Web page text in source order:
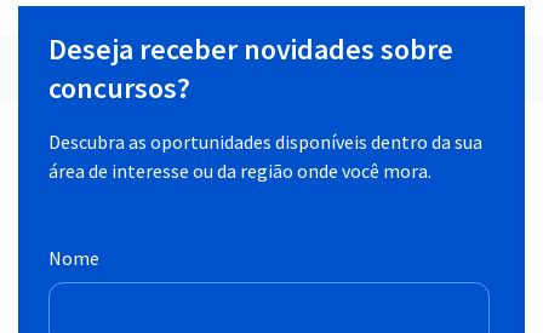
Deseja receber novidades sobre
concursos?
Descubra as oportunidades disponíveis dentro da sua
área de interesse ou da região onde você mora.
Nome